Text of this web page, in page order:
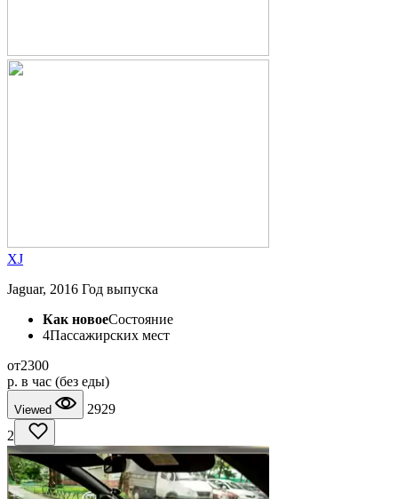
XJ
Jaguar, 2016 Год выпуска
Как новоеСостояние
4Пассажирских мест
от2300
p. в час (без еды)
Viewed
2929
2